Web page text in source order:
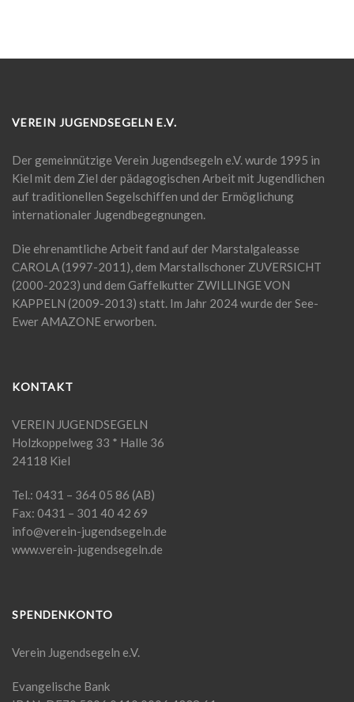
VEREIN JUGENDSEGELN E.V.
Der gemeinnützige Verein Jugendsegeln e.V. wurde 1995 in
Kiel mit dem Ziel der pädagogischen Arbeit mit Jugendlichen
auf traditionellen Segelschiffen und der Ermöglichung
internationaler Jugendbegegnungen.
Die ehrenamtliche Arbeit fand auf der Marstalgaleasse
CAROLA (1997-2011), dem Marstallschoner ZUVERSICHT
(2000-2023) und dem Gaffelkutter ZWILLINGE VON
KAPPELN (2009-2013) statt. Im Jahr 2024 wurde der See-
Ewer AMAZONE erworben.
KONTAKT
VEREIN JUGENDSEGELN
Holzkoppelweg 33 * Halle 36
24118 Kiel
Tel.: 0431 – 364 05 86 (AB)
Fax: 0431 – 301 40 42 69
info@verein-jugendsegeln.de
www.verein-jugendsegeln.de
SPENDENKONTO
Verein Jugendsegeln e.V.
Evangelische Bank